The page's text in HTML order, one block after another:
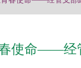
使命——经